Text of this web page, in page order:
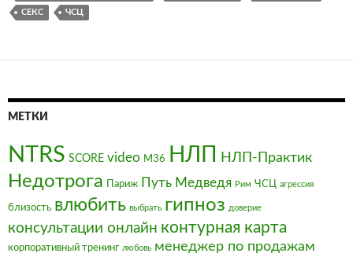
СЕКС ЧСЦ
МЕТКИ
NTRS SCORE video М36 НЛП НЛП-Практик
Недотрога Париж Путь Медведя Рим ЧСЦ агрессия
близость влюбить выбрать гипноз доверие
консультации онлайн контурная карта
корпоративный тренинг любовь менеджер по продажам